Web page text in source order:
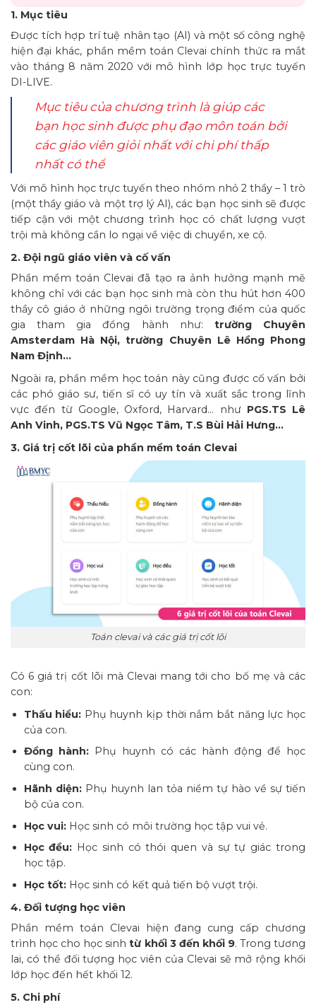
1. Mục tiêu
Được tích hợp trí tuệ nhân tạo (AI) và một số công nghệ
hiện đại khác, phần mềm toán Clevai chính thức ra mắt
vào tháng 8 năm 2020 với mô hình lớp học trực tuyến
DI-LIVE.
Mục tiêu của chương trình là giúp các
bạn học sinh được phụ đạo môn toán bởi
các giáo viên giỏi nhất với chi phí thấp
nhất có thể
Với mô hình học trực tuyến theo nhóm nhỏ 2 thầy – 1 trò
(một thầy giáo và một trợ lý AI), các bạn học sinh sẽ được
tiếp cận với một chương trình học có chất lượng vượt
trội mà không cần lo ngại về việc di chuyển, xe cộ.
2. Đội ngũ giáo viên và cố vấn
Phần mềm toán Clevai đã tạo ra ảnh hưởng mạnh mẽ
không chỉ với các bạn học sinh mà còn thu hút hơn 400
thầy cô giáo ở những ngôi trường trọng điểm của quốc
gia tham gia đồng hành như: trường Chuyên
Amsterdam Hà Nội, trường Chuyên Lê Hồng Phong
Nam Định…
Ngoài ra, phần mềm học toán này cũng được cố vấn bởi
các phó giáo sư, tiến sĩ có uy tín và xuất sắc trong lĩnh
vực đến từ Google, Oxford, Harvard… như PGS.TS Lê
Anh Vinh, PGS.TS Vũ Ngọc Tâm, T.S Bùi Hải Hưng…
3. Giá trị cốt lõi của phần mềm toán Clevai
Toán clevai và các giá trị cốt lõi
Có 6 giá trị cốt lõi mà Clevai mang tới cho bố mẹ và các
con:
Thấu hiểu: Phụ huynh kịp thời nắm bắt năng lực học
của con.
Đồng hành:
Phụ huynh có các hành động để học
cùng con.
Hãnh diện:Phụ huynh lan tỏa niềm tự hào về sự tiến
bộ của con.
Học vui:Học sinh có môi trường học tập vui vẻ.
Học đều: Học sinh có thói quen và sự tự giác trong
học tập.
Học tốt:Học sinh có kết quả tiến bộ vượt trội.
4. Đối tượng học viên
Phần mềm toán Clevai hiện đang cung cấp chương
trình học cho học sinhtừ khối 3 đến khối 9. Trong tương
lai, có thể đối tượng học viên của Clevai sẽ mở rộng khối
lớp học đến hết khối 12.
5. Chi phí